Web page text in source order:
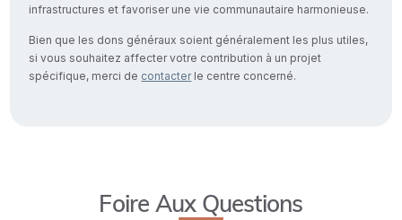
infrastructures et favoriser une vie communautaire harmonieuse.
Bien que les dons généraux soient généralement les plus utiles,
si vous souhaitez affecter votre contribution à un projet
spécifique, merci de contacterle centre concerné.
Foire Aux Questions